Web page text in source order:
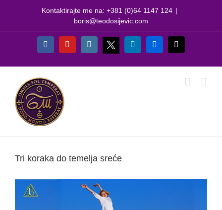
Kontaktirajte me na: +381 (0)64 1147 124 |
boris@teodosijevic.com
FacebookYouTubeInstagram
X LinkedInFlickr
Tri koraka do temelja sreće
View
Larger